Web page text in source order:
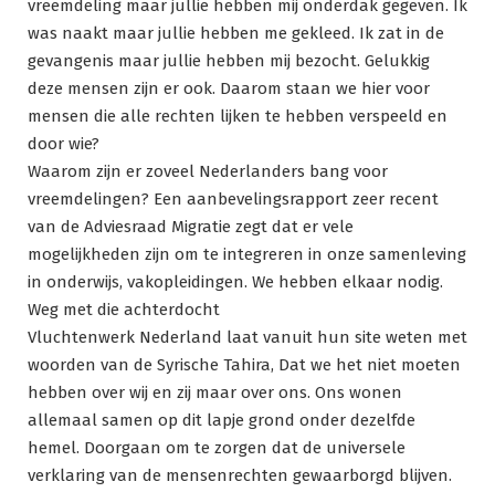
vreemdeling maar jullie hebben mij onderdak gegeven. Ik
was naakt maar jullie hebben me gekleed. Ik zat in de
gevangenis maar jullie hebben mij bezocht. Gelukkig
deze mensen zijn er ook. Daarom staan we hier voor
mensen die alle rechten lijken te hebben verspeeld en
door wie?
Waarom zijn er zoveel Nederlanders bang voor
vreemdelingen? Een aanbevelingsrapport zeer recent
van de Adviesraad Migratie zegt dat er vele
mogelijkheden zijn om te integreren in onze samenleving
in onderwijs, vakopleidingen. We hebben elkaar nodig.
Weg met die achterdocht
Vluchtenwerk Nederland laat vanuit hun site weten met
woorden van de Syrische Tahira, Dat we het niet moeten
hebben over wij en zij maar over ons. Ons wonen
allemaal samen op dit lapje grond onder dezelfde
hemel. Doorgaan om te zorgen dat de universele
verklaring van de mensenrechten gewaarborgd blijven.